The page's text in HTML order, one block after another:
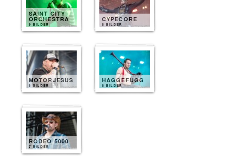
SAINT CITY
ORCHESTRA
9 BILDER
CYPECORE
8 BILDER
MOTORJESUS
8 BILDER
HAGGEFUGG
8 BILDER
RODEO 5000
7 BILDER